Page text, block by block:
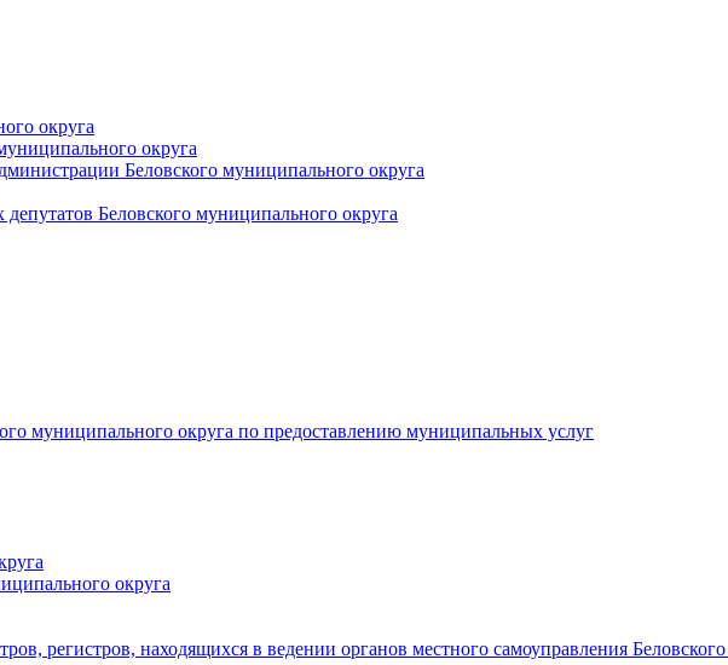
округа
округа
Беловского муниципального округа
Беловского муниципального округа
муниципального округа по предоставлению муниципальных услуг
округа
регистров, находящихся в ведении органов местного самоуправления